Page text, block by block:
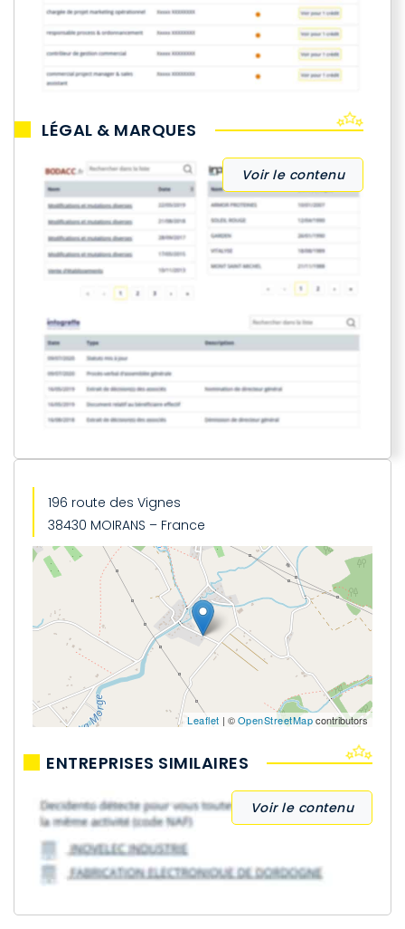
LÉGAL & MARQUES
Voir le contenu
196 route des Vignes
38430 MOIRANS – France
Leaflet | ©OpenStreetMapcontributors
ENTREPRISES SIMILAIRES
Voir le contenu